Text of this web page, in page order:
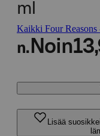
ml
Kaikki Four Reasons
n. Noin
Lisää